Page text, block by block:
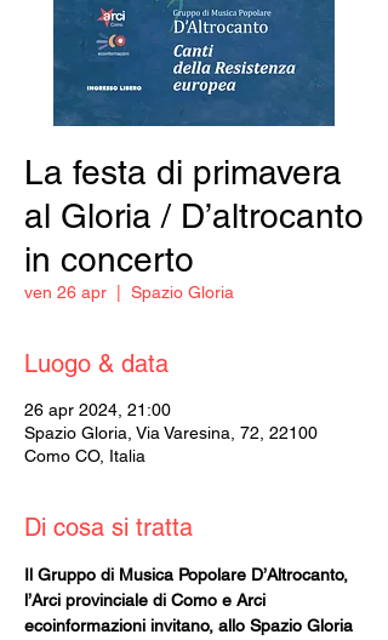
La festa di primavera
al Gloria / D’altrocanto
in concerto
ven 26 apr Spazio Gloria
Luogo & data
26 apr 2024, 21:00
Spazio Gloria, Via Varesina, 72, 22100
Como CO, Italia
Di cosa si tratta
Il Gruppo di Musica Popolare D’Altrocanto,
l’Arci provinciale di Como e Arci
ecoinformazioni invitano, allo Spazio Gloria